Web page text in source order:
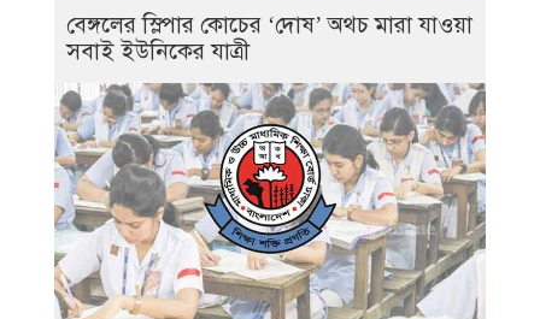
বেঙ্গলের স্লিপার কোচের ‘দোষ’ অথচ মারা যাওয়া
সবাই ইউনিকের যাত্রী